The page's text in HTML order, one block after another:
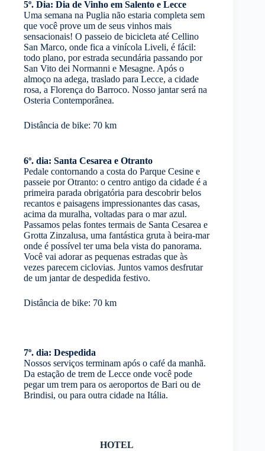
5º. Dia: Dia de Vinho em Salento e Lecce
Uma semana na Puglia não estaria completa sem
que você prove um de seus vinhos mais
sensacionais! O passeio de bicicleta até Cellino
San Marco, onde fica a vinícola Liveli, é fácil:
todo plano, por estrada secundária passando por
San Vito dei Normanni e Mesagne. Após o
almoço na adega, traslado para Lecce, a cidade
rosa, a Florença do Barroco. Nosso jantar será na
Osteria Contemporânea.
Distância de bike: 70 km
6º. dia: Santa Cesarea e Otranto
Pedale contornando a costa do Parque Cesine e
passeie por Otranto: o centro antigo da cidade é a
primeira parada obrigatória para descobrir belos
recantos e paisagens impressionantes das casas,
acima da muralha, voltadas para o mar azul.
Passamos pelas fontes termais de Santa Cesarea e
Grotta Zinzalusa, uma fantástica gruta à beira-mar
onde é possível ter uma bela vista do panorama.
Você vai adorar as pequenas estradas que às
vezes parecem ciclovias. Juntos vamos desfrutar
de um jantar de despedida festivo.
Distância de bike: 70 km
7º. dia: Despedida
Nossos serviços terminam após o café da manhã.
Da estação de trem de Lecce onde você pode
pegar um trem para os aeroportos de Bari ou de
Brindisi, ou para outra cidade na Itália.
HOTEL